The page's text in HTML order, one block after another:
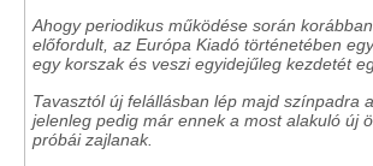
Ahogy periodikus működése során
előfordult, az Európa Kiadó történetében
egy korszak és veszi egyidejűleg kezdetét
Tavasztól új felállásban lép majd színpadra
jelenleg pedig már ennek a most alakuló új
próbái zajlanak.